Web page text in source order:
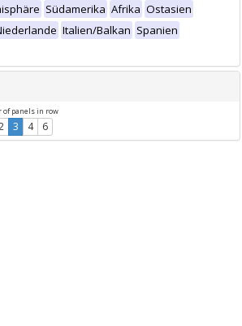
Südamerika Afrika Ostasien
Italien/Balkan Spanien
of panels in row
3 4 6